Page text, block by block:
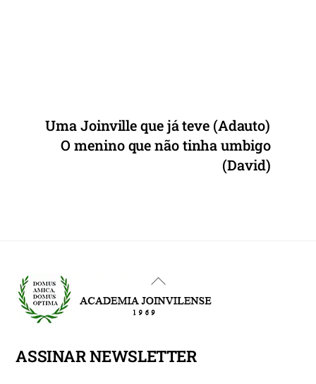
Uma Joinville que já teve (Adauto)
O menino que não tinha umbigo
(David)
Back
To
ASSINAR NEWSLETTER